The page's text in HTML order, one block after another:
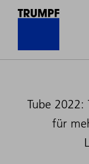
Tube 2022:
für